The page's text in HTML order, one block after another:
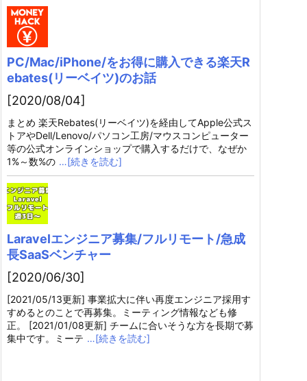
PC/Mac/iPhone/をお得に購入できる楽天R
ebates(リーベイツ)のお話
[2020/08/04]
まとめ 楽天Rebates(リーベイツ)を経由してApple公式ス
トアやDell/Lenovo/パソコン工房/マウスコンピューター
等の公式オンラインショップで購入するだけで、なぜか
1%～数%の …[続きを読む]
Laravelエンジニア募集/フルリモート/急成
長SaaSベンチャー
[2020/06/30]
[2021/05/13更新] 事業拡大に伴い再度エンジニア採用す
すめるとのことで再募集。ミーティング情報なども修
正。 [2021/01/08更新] チームに合いそうな方を長期で募
集中です。ミーテ …[続きを読む]